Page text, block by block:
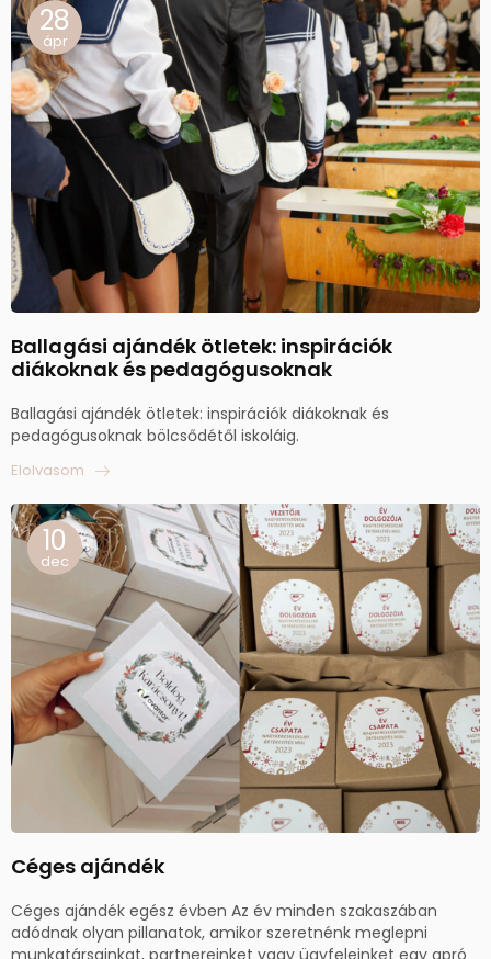
28
ápr
Ballagási ajándék ötletek: inspirációk
diákoknak és pedagógusoknak
Ballagási ajándék ötletek: inspirációk diákoknak és
pedagógusoknak bölcsődétől iskoláig.
Elolvasom
10
dec
Céges ajándék
Céges ajándék egész évben Az év minden szakaszában
adódnak olyan pillanatok, amikor szeretnénk meglepni